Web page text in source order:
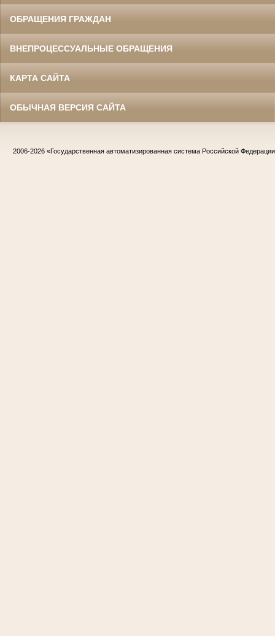
ОБРАЩЕНИЯ ГРАЖДАН
ВНЕПРОЦЕССУАЛЬНЫЕ ОБРАЩЕНИЯ
КАРТА САЙТА
ОБЫЧНАЯ ВЕРСИЯ САЙТА
2006-2026 «Государственная автоматизированная система Российской